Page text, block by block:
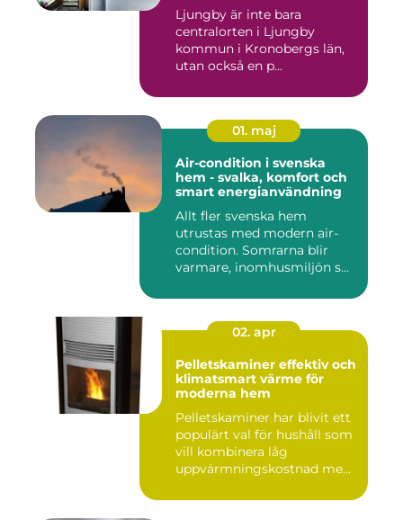
Ljungby är inte bara
centralorten i Ljungby
kommun i Kronobergs län,
utan också en p...
01. maj
Air-condition i svenska
hem - svalka, komfort och
smart energianvändning
Allt fler svenska hem
utrustas med modern air-
condition. Somrarna blir
varmare, inomhusmiljön s...
02. apr
Pelletskaminer effektiv och
klimatsmart värme för
moderna hem
Pelletskaminer har blivit ett
populärt val för hushåll som
vill kombinera låg
uppvärmningskostnad me...